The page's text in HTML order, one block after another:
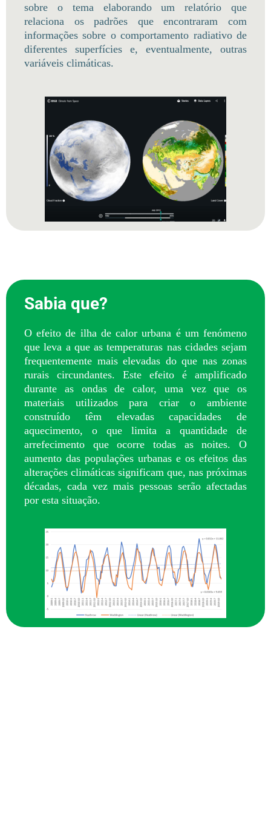
sobre o tema elaborando um relatório que
relaciona os padrões que encontraram com
informações sobre o comportamento radiativo de
diferentes superfícies e, eventualmente, outras
variáveis climáticas.
Sabia que?
O efeito de ilha de calor urbana é um fenómeno
que leva a que as temperaturas nas cidades sejam
frequentemente mais elevadas do que nas zonas
rurais circundantes. Este efeito é amplificado
durante as ondas de calor, uma vez que os
materiais utilizados para criar o ambiente
construído têm elevadas capacidades de
aquecimento, o que limita a quantidade de
arrefecimento que ocorre todas as noites. O
aumento das populações urbanas e os efeitos das
alterações climáticas significam que, nas próximas
décadas, cada vez mais pessoas serão afectadas
por esta situação.